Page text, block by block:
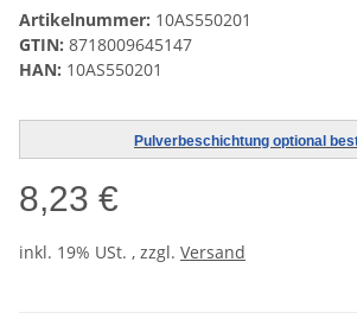
Artikelnummer: 10AS550201
GTIN: 8718009645147
HAN: 10AS550201
Pulverbeschichtung optional
8,23 €
inkl. 19% USt. , zzgl. Versand